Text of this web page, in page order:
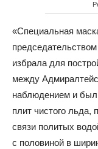
«Специальная
избрала для
между
наблюдением и
плит чистого льда,
связи политых
с половиной в